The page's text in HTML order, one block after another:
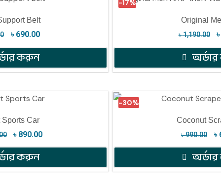
Belt
৳ 690.00
করুন
-17%
Original
৳1,190.00
Car
৳ 890.00
করুন
-30%
Coconut
৳990.00 ৳